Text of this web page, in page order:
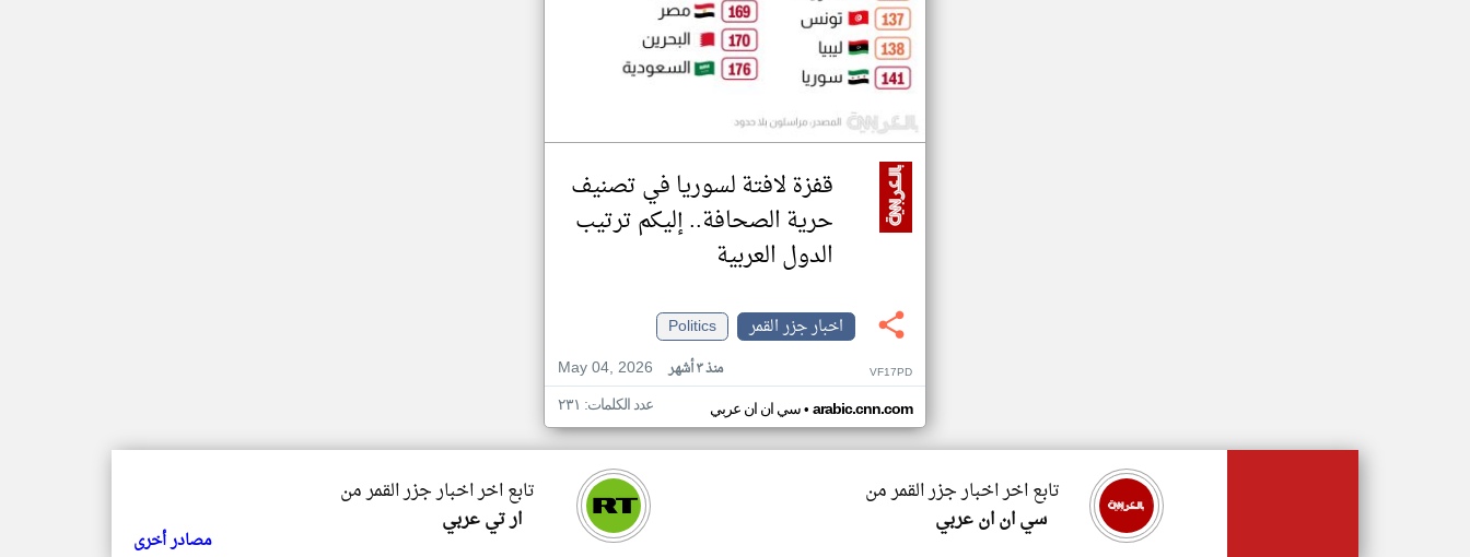
قفزة لافتة لسوريا في تصنيف
حرية الصحافة.. إليكم ترتيب
الدول العربية
اخبار جزر القمر
Politics
May 04, 2026
منذ ٣ أشهر VF17PD
سي ان ان عربي• arabic.cnn.com عدد الكلمات: ٢٣١
تابع اخر اخبار جزر القمر من
ار تي عربي
تابع اخر اخبار جزر القمر من
سي ان ان عربي
مصادر أخرى